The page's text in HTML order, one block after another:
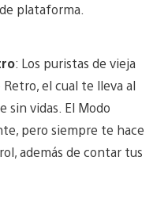
plataforma.
: Los puristas de vieja
el cual te lleva al
sin vidas. El Modo
pero siempre te hace
además de contar tus